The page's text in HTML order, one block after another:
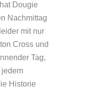
Dougie
Nachmittag
mit nur
Cross und
Tag,
Historie